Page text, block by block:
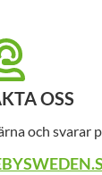
OSS
och svarar